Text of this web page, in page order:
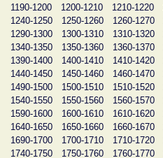
1190-1200
1200-1210 1210-1220
1240-1250
1250-1260 1260-1270
1290-1300
1300-1310 1310-1320
1340-1350
1350-1360 1360-1370
1390-1400
1400-1410 1410-1420
1440-1450
1450-1460 1460-1470
1490-1500
1500-1510 1510-1520
1540-1550
1550-1560 1560-1570
1590-1600
1600-1610 1610-1620
1640-1650
1650-1660 1660-1670
1690-1700
1700-1710 1710-1720
1740-1750
1750-1760 1760-1770